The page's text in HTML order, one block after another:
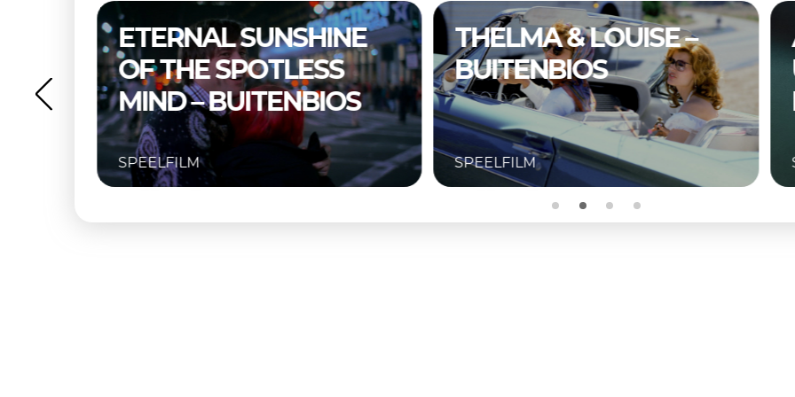
THELMA & LOUISE –
BUITENBIOS
SPEELFILM
A COMPLETE
UNKNOWN –
BUITENBIOS
SPEELFILM